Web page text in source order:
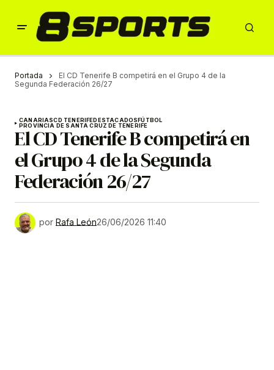
Portada
El CD Tenerife B competirá en el Grupo 4 de la
Segunda Federación 26/27
CANARIASCD TENERIFEDESTACADOSFÚTBOL
PROVINCIA DE SANTA CRUZ DE TENERIFE
El CD Tenerife B competirá en
el Grupo 4 de la Segunda
Federación 26/27
por Rafa León26/06/2026 11:40